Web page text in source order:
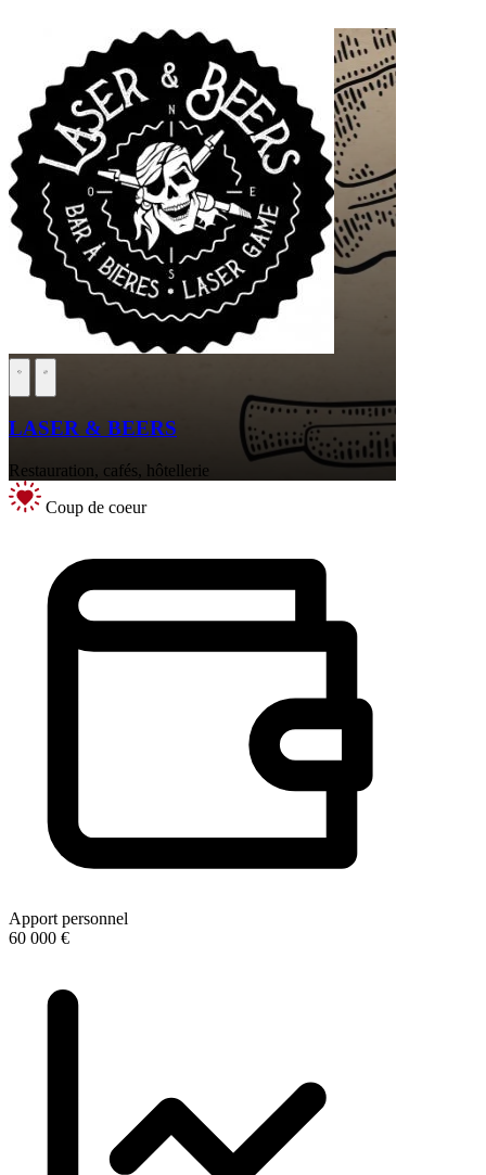
LASER & BEERS
Restauration, cafés, hôtellerie
Coup de coeur
Apport personnel
60 000 €